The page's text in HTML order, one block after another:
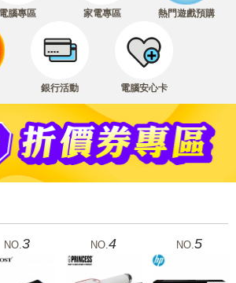
電腦專區 家電專區 熱門遊戲預購
銀行活動 電腦安心卡
NO.3 NO. 4 NO.5